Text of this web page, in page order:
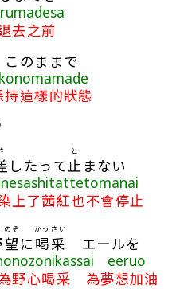
去之前
のままで
這樣的狀態
したって 止
と
まない
上了茜紅也不會停止
望
のぞ
に喝采
かっさい
エールを
eeruo
野心喝采 為夢想加油